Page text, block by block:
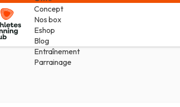
Concept
Nos box
Eshop
Blog
Entraînement
Parrainage